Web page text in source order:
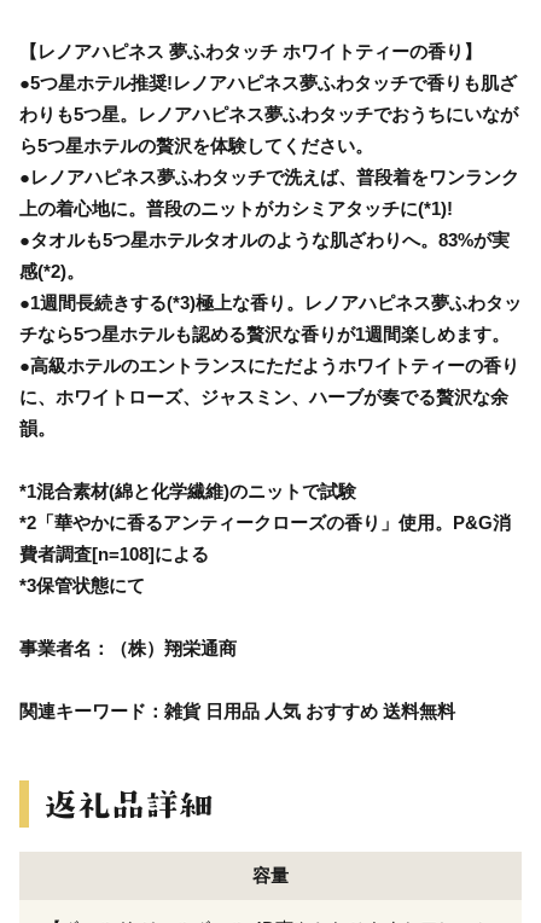
【レノアハピネス 夢ふわタッチ ホワイトティーの香り】
●5つ星ホテル推奨!レノアハピネス夢ふわタッチで香りも肌ざ
わりも5つ星。レノアハピネス夢ふわタッチでおうちにいなが
ら5つ星ホテルの贅沢を体験してください。
●レノアハピネス夢ふわタッチで洗えば、普段着をワンランク
上の着心地に。普段のニットがカシミアタッチに(*1)!
●タオルも5つ星ホテルタオルのような肌ざわりへ。83%が実
感(*2)。
●1週間長続きする(*3)極上な香り。レノアハピネス夢ふわタッ
チなら5つ星ホテルも認める贅沢な香りが1週間楽しめます。
●高級ホテルのエントランスにただようホワイトティーの香り
に、ホワイトローズ、ジャスミン、ハーブが奏でる贅沢な余
韻。
*1混合素材(綿と化学繊維)のニットで試験
*2「華やかに香るアンティークローズの香り」使用。P&G消
費者調査[n=108]による
*3保管状態にて
事業者名：（株）翔栄通商
関連キーワード：雑貨 日用品 人気 おすすめ 送料無料
容量